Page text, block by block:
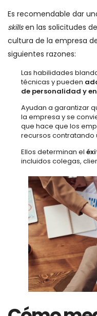
Es recomendable dar
skillsen las solicitudes
cultura de la empresa
siguientes razones:
Las habilidades
técnicas y pueden
de personalidad y
Ayudan a garantizar
la empresa y se
que hace que los
recursos contratando
Ellos determinan el
incluidos colegas,